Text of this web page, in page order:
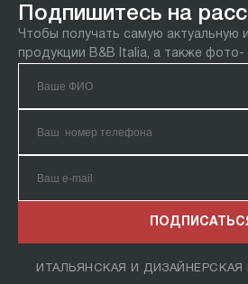
Подпишитесь на
Чтобы получать самую актуальную
продукции B&B Italia, а также
ИТАЛЬЯНСКАЯ И ДИЗАЙНЕРСКАЯ